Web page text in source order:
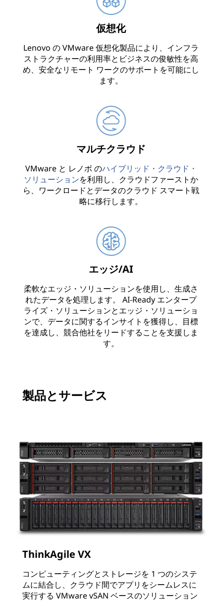
仮想化
Lenovo の VMware 仮想化製品により、インフラ
ストラクチャーの利用率とビジネスの俊敏性を高
め、安全なリモート ワークのサポートを可能にし
ます。
マルチクラウド
VMware と レノボ のハイブリッド・クラウド・
ソリューションを利用し、クラウドファーストか
ら、ワークロードとデータのクラウド スマート戦
略に移行します。
エッジ/AI
柔軟なエッジ・ソリューションを使用し、生成さ
れたデータを処理します。 AI-Ready エンタープ
ライズ・ソリューションとエッジ・ソリューショ
ンで、データに関するインサイトを獲得し、目標
を達成し、競合他社をリードすることを支援しま
す。
製品とサービス
ThinkAgile VX
コンピューティングとストレージを 1 つのシステ
ムに結合し、クラウド間でアプリをシームレスに
実行する VMware vSAN ベースのソリューション